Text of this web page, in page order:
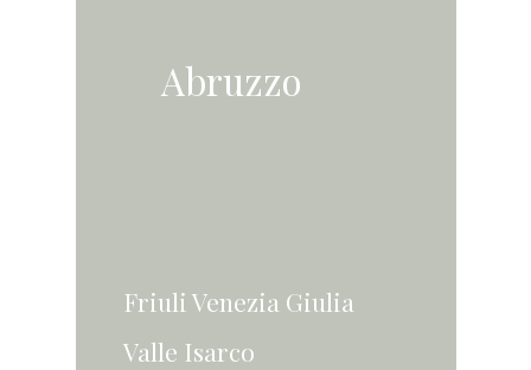
Abruzzo
Friuli Venezia Giulia
Valle Isarco